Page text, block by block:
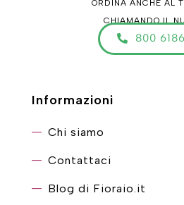
ORDINA ANCHE AL
CHIAMANDO IL
800
Informazioni
Chi siamo
Contattaci
Blog di Fioraio.it